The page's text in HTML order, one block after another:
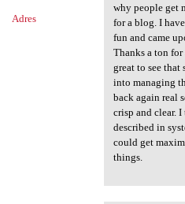
Adres
why people get
for a blog. I
fun and came
Thanks a ton
great to see
into managing
back again real
crisp and clear.
described in
could get
things.